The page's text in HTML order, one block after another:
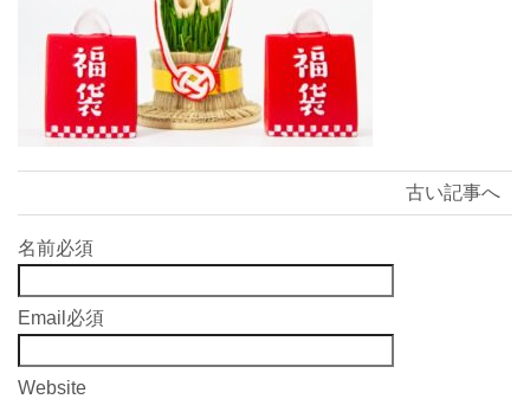
古い記事へ
名前必須
Email 必須
Website